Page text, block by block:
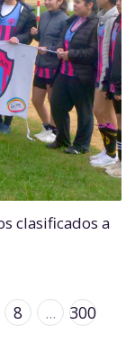
clasificados a
8 ...
300